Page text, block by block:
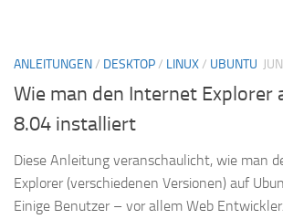
ANLEITUNGEN/ DESKTOP/ LINUX/ UBUNTU
Wie man den Internet Explorer
8.04 installiert
Diese Anleitung veranschaulicht, wie man
Explorer (verschiedenen Versionen) auf
Einige Benutzer – vor allem Web